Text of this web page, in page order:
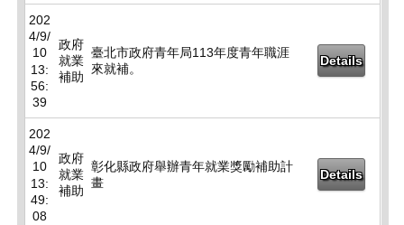
202
4/9/
10
13:
56:
39
政府
就業
補助
臺北市政府青年局113年度青年職涯
來就補。
Details
202
4/9/
10
13:
49:
08
政府
就業
補助
彰化縣政府舉辦青年就業獎勵補助計
畫
Details